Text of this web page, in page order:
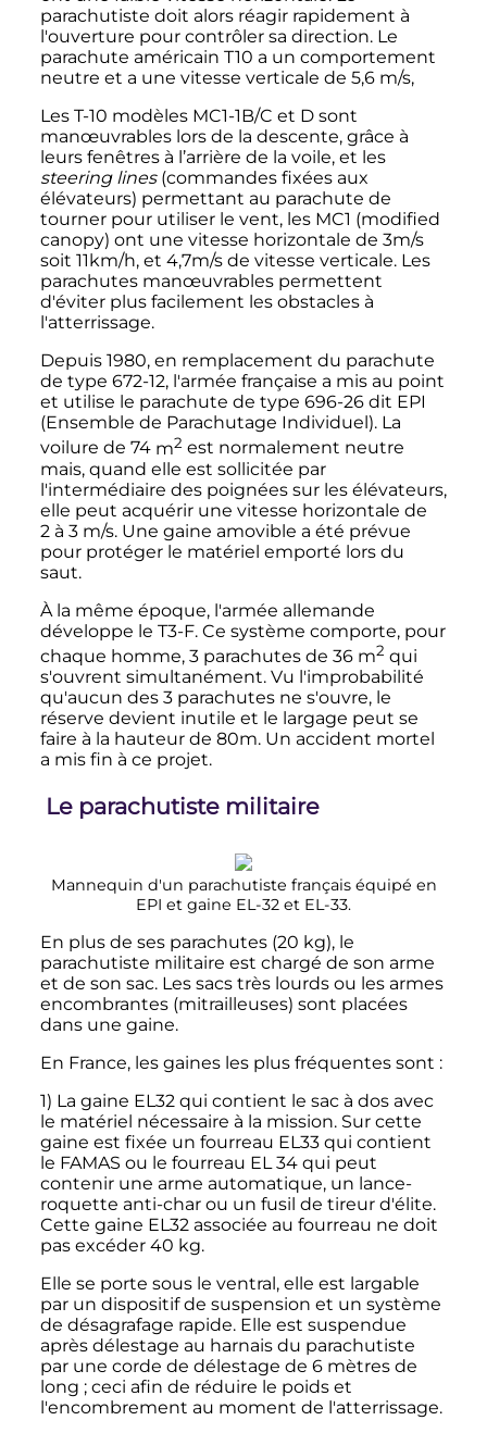
parachutiste doit alors réagir rapidement à
l'ouverture pour contrôler sa direction. Le
parachute américain T10 a un comportement
neutre et a une vitesse verticale de 5,6 m/s,
Les T-10 modèles MC1-1B/C et D sont
manœuvrables lors de la descente, grâce à
leurs fenêtres à l’arrière de la voile, et les
steering lines(commandes fixées aux
élévateurs) permettant au parachute de
tourner pour utiliser le vent, les MC1 (modified
canopy) ont une vitesse horizontale de 3m/s
soit 11km/h, et 4,7m/s de vitesse verticale. Les
parachutes manœuvrables permettent
d'éviter plus facilement les obstacles à
l'atterrissage.
Depuis 1980, en remplacement du parachute
de type 672-12, l'armée française a mis au point
et utilise le parachute de type 696-26 dit EPI
(Ensemble de Parachutage Individuel). La
voilure de 74 m2 est normalement neutre
mais, quand elle est sollicitée par
l'intermédiaire des poignées sur les élévateurs,
elle peut acquérir une vitesse horizontale de
2 à 3 m/s. Une gaine amovible a été prévue
pour protéger le matériel emporté lors du
saut.
À la même époque, l'armée allemande
développe le T3-F. Ce système comporte, pour
chaque homme, 3 parachutes de 36 m2 qui
s'ouvrent simultanément. Vu l'improbabilité
qu'aucun des 3 parachutes ne s'ouvre, le
réserve devient inutile et le largage peut se
faire à la hauteur de 80m. Un accident mortel
a mis fin à ce projet.
Le parachutiste militaire
Mannequin d'un parachutiste français équipé en
EPI et gaine EL-32 et EL-33.
En plus de ses parachutes (20 kg), le
parachutiste militaire est chargé de son arme
et de son sac. Les sacs très lourds ou les armes
encombrantes (mitrailleuses) sont placées
dans une gaine.
En France, les gaines les plus fréquentes sont :
1) La gaine EL32 qui contient le sac à dos avec
le matériel nécessaire à la mission. Sur cette
gaine est fixée un fourreau EL33 qui contient
le FAMAS ou le fourreau EL 34 qui peut
contenir une arme automatique, un lance-
roquette anti-char ou un fusil de tireur d'élite.
Cette gaine EL32 associée au fourreau ne doit
pas excéder 40 kg.
Elle se porte sous le ventral, elle est largable
par un dispositif de suspension et un système
de désagrafage rapide. Elle est suspendue
après délestage au harnais du parachutiste
par une corde de délestage de 6 mètres de
long ; ceci afin de réduire le poids et
l'encombrement au moment de l'atterrissage.